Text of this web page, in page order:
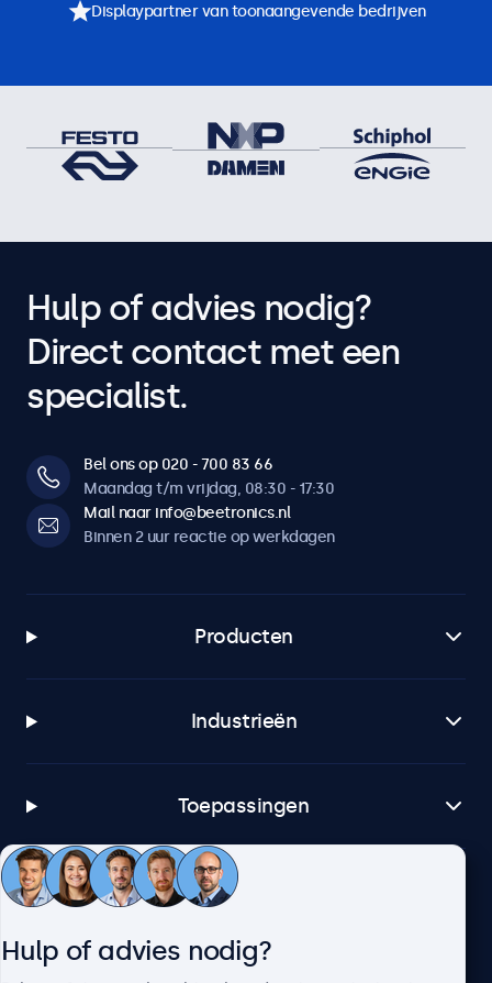
Displaypartner van toonaangevende bedrijven
Hulp of advies nodig?
Direct contact met een
specialist.
Bel ons op 020 - 700 83 66
Maandag t/m vrijdag, 08:30 - 17:30
Mail naar info@beetronics.nl
Binnen 2 uur reactie op werkdagen
Producten
Industrieën
Toepassingen
Klantenservice
Hulp of advies nodig?